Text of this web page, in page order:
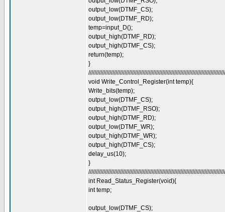
output_low(DTMF_CS);
output_low(DTMF_RD);
temp=input_D();
output_high(DTMF_RD);
output_high(DTMF_CS);
return(temp);
}
void Write_Control_Register(int temp){
Write_bits(temp);
output_low(DTMF_CS);
output_high(DTMF_RSO);
output_high(DTMF_RD);
output_low(DTMF_WR);
output_high(DTMF_WR);
output_high(DTMF_CS);
delay_us(10);
}
int Read_Status_Register(void){
int temp;
output_low(DTMF_CS);